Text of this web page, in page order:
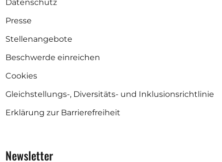
Datenschutz
Presse
Stellenangebote
Beschwerde einreichen
Cookies
Gleichstellungs-, Diversitäts- und Inklusionsrichtlinie
Erklärung zur Barrierefreiheit
Newsletter